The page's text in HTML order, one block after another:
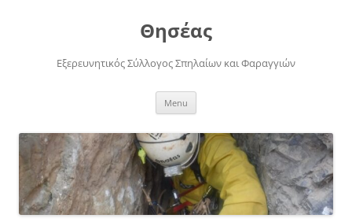
Θησέας
Εξερευνητικός Σύλλογος Σπηλαίων και Φαραγγιών
Menu